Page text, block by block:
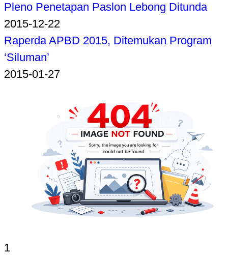
Pleno Penetapan Paslon Lebong Ditunda
2015-12-22
Raperda APBD 2015, Ditemukan Program
‘Siluman’
2015-01-27
1